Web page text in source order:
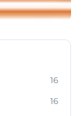
16
16